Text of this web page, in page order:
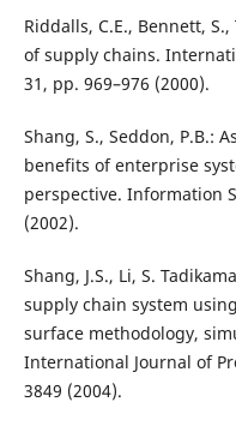
Riddalls, C.E., Bennett,
of supply chains.
31, pp. 969–976 (2000).
Shang, S., Seddon, P.B.:
benefits of enterprise
perspective. Information
(2002).
Shang, J.S., Li, S.
supply chain system
surface methodology,
International Journal of
3849 (2004).